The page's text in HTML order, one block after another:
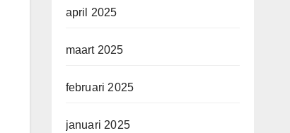
april 2025
maart 2025
februari 2025
januari 2025